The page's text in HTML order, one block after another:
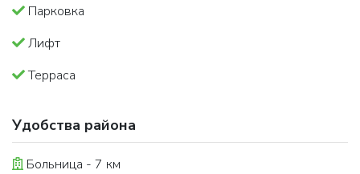
Парковка
Лифт
Терраса
Удобства района
Больница - 7 км